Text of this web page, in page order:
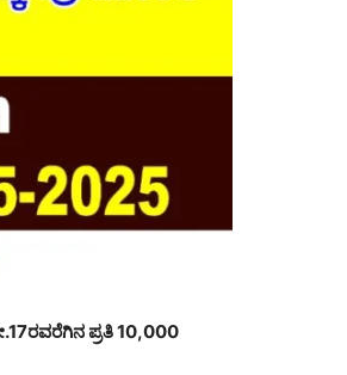
ಪ್ರತಿ 10,000